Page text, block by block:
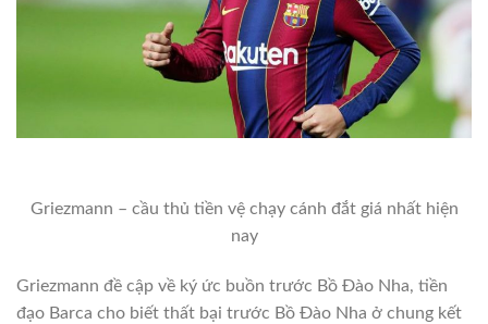
Griezmann – cầu thủ tiền vệ chạy cánh đắt giá nhất hiện
nay
Griezmann đề cập về ký ức buồn trước Bồ Đào Nha, tiền
đạo Barca cho biết thất bại trước Bồ Đào Nha ở chung kết